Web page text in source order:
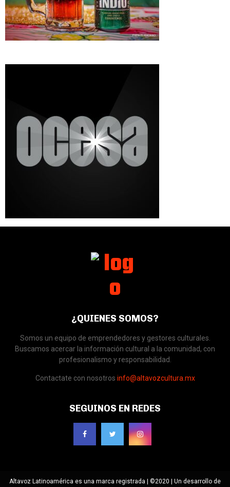
¿QUIENES SOMOS?
Somos un equipo de emprendedores y gestores culturales.
Buscamos acercar la información cultural a la comunidad, con
profesionalismo y responsabilidad.
Contactate con nosotros info@altavozcultura.mx
SEGUINOS EN REDES
Altavoz Latinoamérica es una marca registrada | ©2020 | Un desarrollo de